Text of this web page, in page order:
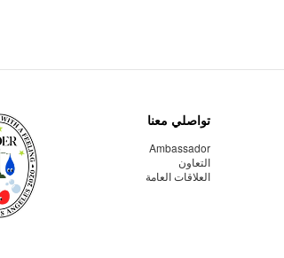
تواصلي معنا
Ambassador
التعاون
العلاقات العامة